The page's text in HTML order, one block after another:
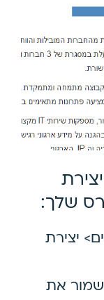
שלך:
יצירת
את